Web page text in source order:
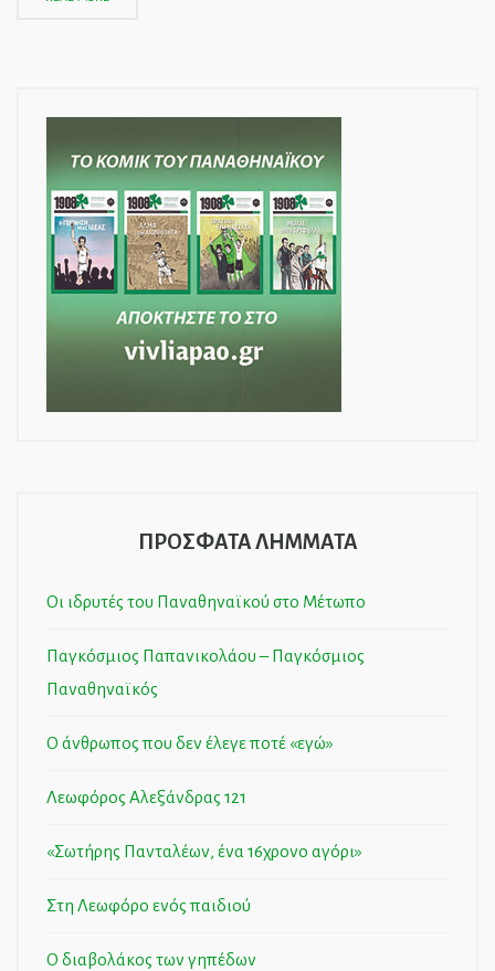
ΠΡΟΣΦΑΤΑ ΛΗΜΜΑΤΑ
Οι ιδρυτές του Παναθηναϊκού στο Μέτωπο
Παγκόσμιος Παπανικολάου – Παγκόσμιος
Παναθηναϊκός
Ο άνθρωπος που δεν έλεγε ποτέ «εγώ»
Λεωφόρος Αλεξάνδρας 121
«Σωτήρης Πανταλέων, ένα 16χρονο αγόρι»
Στη Λεωφόρο ενός παιδιού
Ο διαβολάκος των γηπέδων